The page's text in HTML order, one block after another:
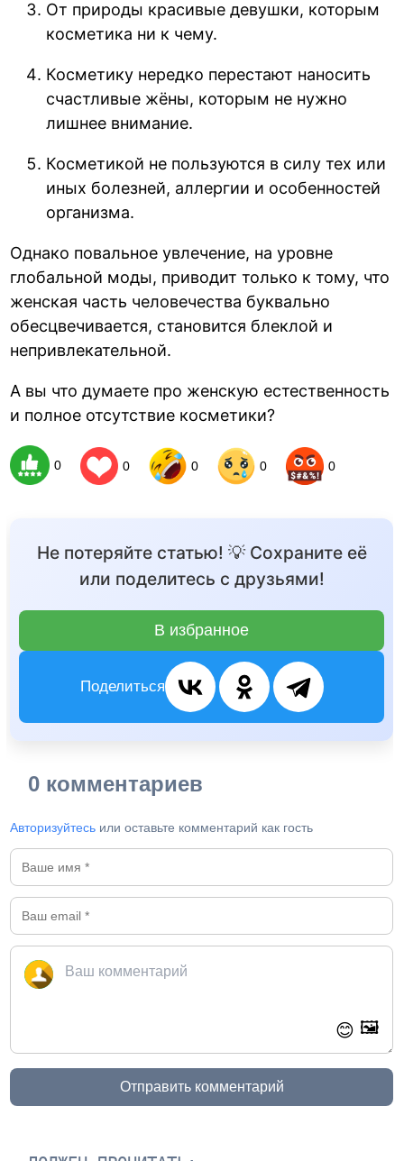
От природы красивые девушки, которым
косметика ни к чему.
Косметику нередко перестают наносить
счастливые жёны, которым не нужно
лишнее внимание.
Косметикой не пользуются в силу тех или
иных болезней, аллергии и особенностей
организма.
Однако повальное увлечение, на уровне
глобальной моды, приводит только к тому, что
женская часть человечества буквально
обесцвечивается, становится блеклой и
непривлекательной.
А вы что думаете про женскую естественность
и полное отсутствие косметики?
0 0 0 0 0
Не потеряйте статью! 💡 Сохраните её
или поделитесь с друзьями!
В избранное
Поделиться
0 комментариев
Авторизуйтесь или оставьте комментарий как гость
😊 🖼️
Отправить комментарий